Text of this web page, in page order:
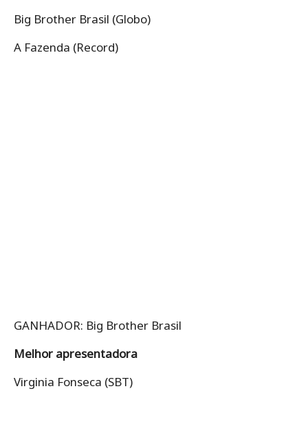
Big Brother Brasil (Globo)
A Fazenda (Record)
GANHADOR: Big Brother Brasil
Melhor apresentadora
Virginia Fonseca (SBT)